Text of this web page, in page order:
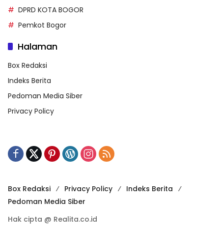
DPRD KOTA BOGOR
Pemkot Bogor
Halaman
Box Redaksi
Indeks Berita
Pedoman Media Siber
Privacy Policy
Box Redaksi Privacy Policy
Indeks Berita
Pedoman Media Siber
Hak cipta @ Realita.co.id